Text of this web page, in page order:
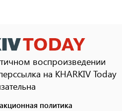
воспроизведении
на KHARKIV Today
политика